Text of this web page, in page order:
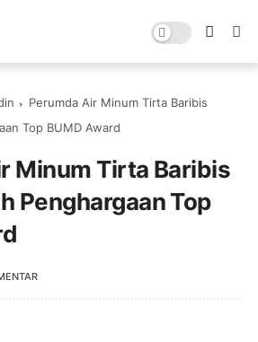
Perumda Air Minum Tirta Baribis
Top BUMD Award
Minum Tirta Baribis
Penghargaan Top